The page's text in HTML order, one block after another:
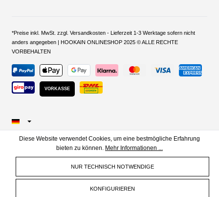
*Preise inkl. MwSt. zzgl. Versandkosten - Lieferzeit 1-3 Werktage sofern nicht
anders angegeben | HOOKAIN ONLINESHOP 2025 © ALLE RECHTE
VORBEHALTEN
VORKASSE
Diese Website verwendet Cookies, um eine bestmögliche Erfahrung
bieten zu können. Mehr Informationen ...
NUR TECHNISCH NOTWENDIGE
KONFIGURIEREN